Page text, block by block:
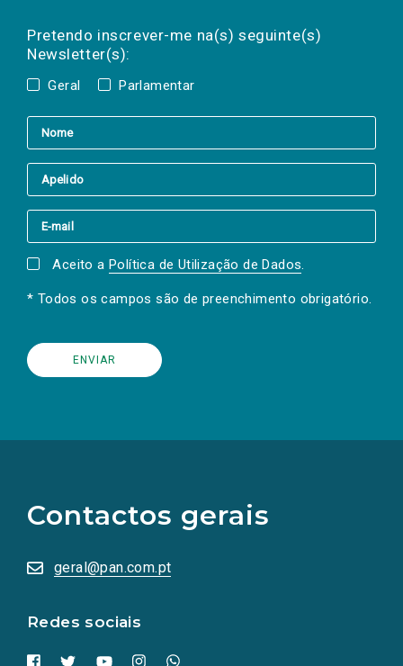
Pretendo inscrever-me na(s) seguinte(s)
Newsletter(s):
Geral Parlamentar
a(s) newsletter(s).
mail
Aceito a Política de Utilização de Dados.
* Todos os campos são de preenchimento obrigatório.
Contactos gerais
geral@pan.com.pt
Redes sociais
redes
sociais
numa
nova